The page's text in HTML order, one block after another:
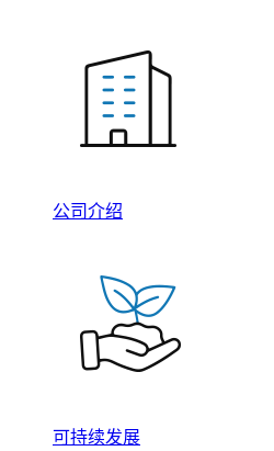
公司介绍
可持续发展